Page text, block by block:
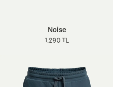
Noise
1.290 TL